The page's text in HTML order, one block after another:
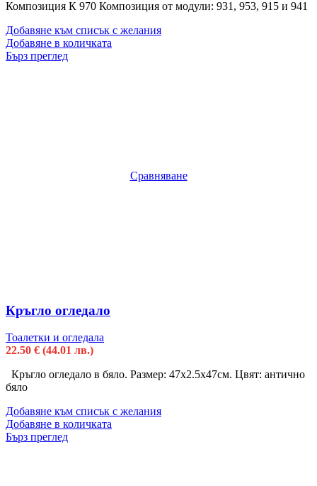
Композиция К 970 Композиция от модули: 931, 953, 915 и 941
Добавяне към списък с желания
Добавяне в количката
Бърз преглед
Сравняване
Кръгло огледало
Тоалетки и огледала
22.50 € (44.01 лв.)
Кръгло огледало в бяло. Размер: 47х2.5х47см. Цвят: антично
бяло
Добавяне към списък с желания
Добавяне в количката
Бърз преглед